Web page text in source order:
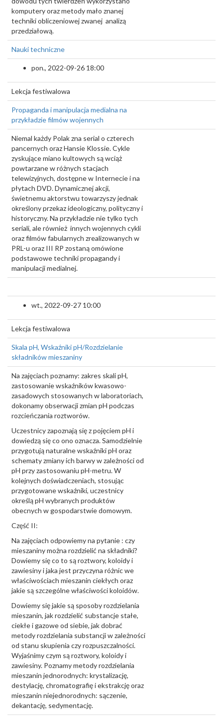
komputery oraz metody mało znanej
techniki obliczeniowej zwanej analizą
przedziałową.
Nauki techniczne
pon., 2022-09-26 18:00
Lekcja festiwalowa
Propaganda i manipulacja medialna na
przykładzie filmów wojennych
Niemal każdy Polak zna serial o czterech
pancernych oraz Hansie Klossie. Cykle
zyskujące miano kultowych są wciąż
powtarzane w różnych stacjach
telewizyjnych, dostępne w Internecie i na
płytach DVD. Dynamicznej akcji,
świetnemu aktorstwu towarzyszy jednak
określony przekaz ideologiczny, polityczny i
historyczny. Na przykładzie nie tylko tych
seriali, ale również innych wojennych cykli
oraz filmów fabularnych zrealizowanych w
PRL-u oraz III RP zostaną omówione
podstawowe techniki propagandy i
manipulacji medialnej.
wt., 2022-09-27 10:00
Lekcja festiwalowa
Skala pH, Wskaźniki pH/Rozdzielanie
składników mieszaniny
Na zajęciach poznamy: zakres skali pH,
zastosowanie wskaźników kwasowo-
zasadowych stosowanych w laboratoriach,
dokonamy obserwacji zmian pH podczas
rozcieńczania roztworów.
Uczestnicy zapoznają się z pojęciem pH i
dowiedzą się co ono oznacza. Samodzielnie
przygotują naturalne wskaźniki pH oraz
schematy zmiany ich barwy w zależności od
pH przy zastosowaniu pH-metru. W
kolejnych doświadczeniach, stosując
przygotowane wskaźniki, uczestnicy
określą pH wybranych produktów
obecnych w gospodarstwie domowym.
Część II:
Na zajęciach odpowiemy na pytanie : czy
mieszaniny można rozdzielić na składniki?
Dowiemy się co to są roztwory, koloidy i
zawiesiny i jaka jest przyczyna różnic we
właściwościach mieszanin ciekłych oraz
jakie są szczególne właściwości koloidów.
Dowiemy się jakie są sposoby rozdzielania
mieszanin, jak rozdzielić substancje stałe,
ciekłe i gazowe od siebie, jak dobrać
metody rozdzielania substancji w zależności
od stanu skupienia czy rozpuszczalności.
Wyjaśnimy czym są roztwory, koloidy i
zawiesiny. Poznamy metody rozdzielania
mieszanin jednorodnych: krystalizację,
destylację, chromatografię i ekstrakcję oraz
mieszanin niejednorodnych: sączenie,
dekantację, sedymentację.